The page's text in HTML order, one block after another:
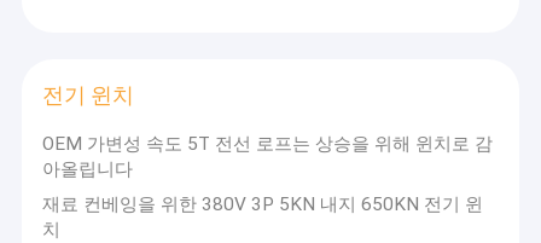
전기 크레인은 높이오릅니다
집 크레인 승강기
전기 윈치
전기 윈치
OEM 가변성 속도 5T 전선 로프는 상승을 위해 윈치로 감
아올립니다
재료 컨베잉을 위한 380V 3P 5KN 내지 650KN 전기 윈
치